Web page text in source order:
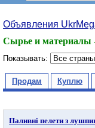
Объявления
Сырье и материалы
Показывать:
Продам Куплю
Паливні пелети з